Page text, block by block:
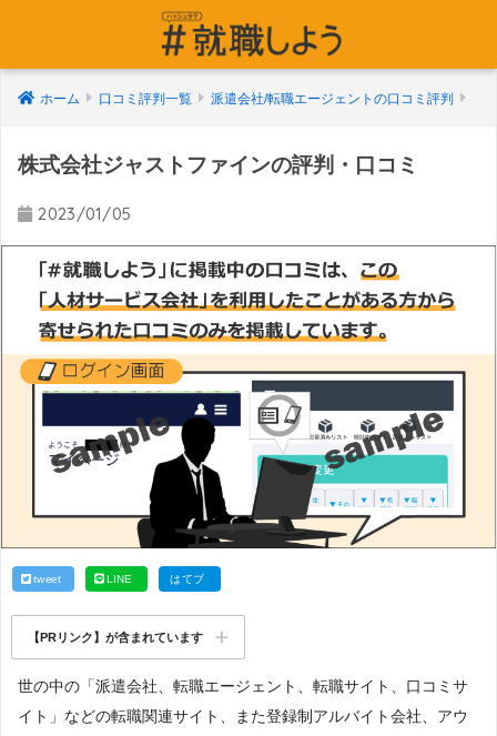
ホーム 口コミ評判一覧 派遣会社/転職エージェントの口コミ評判
株式会社ジャストファインの評判・口コミ
2023/01/05
tweet LINE はてブ
【PRリンク】が含まれています
世の中の「派遣会社、転職エージェント、転職サイト、口コミサ
イト」などの転職関連サイト、また登録制アルバイト会社、アウ